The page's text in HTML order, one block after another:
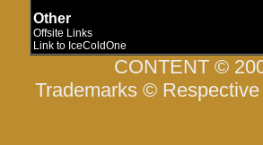
Other
Offsite Links
Link to IceColdOne
CONTENT ©
Trademarks ©